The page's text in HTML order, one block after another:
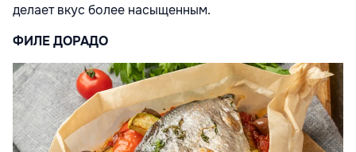
делает вкус более насыщенным.
ФИЛЕ ДОРАДО